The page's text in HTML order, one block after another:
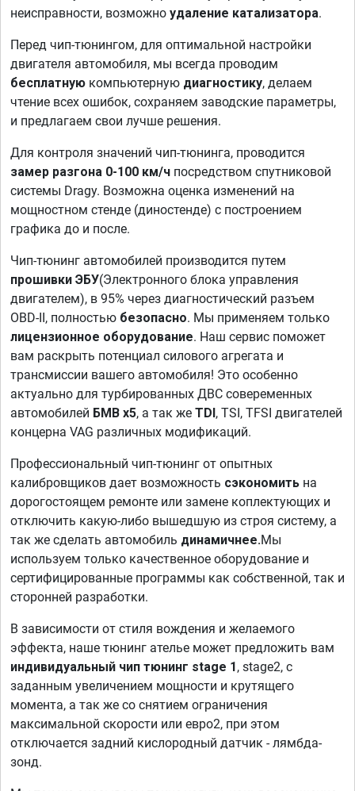
неисправности, возможно удаление катализатора.
Перед чип-тюнингом, для оптимальной настройки
двигателя автомобиля, мы всегда проводим
бесплатную компьютерную диагностику, делаем
чтение всех ошибок, сохраняем заводские параметры,
и предлагаем свои лучше решения.
Для контроля значений чип-тюнинга, проводится
замер разгона 0-100 км/ч посредством спутниковой
системы Dragy. Возможна оценка изменений на
мощностном стенде (диностенде) с построением
графика до и после.
Чип-тюнинг автомобилей производится путем
прошивки ЭБУ(Электронного блока управления
двигателем), в 95% через диагностический разъем
OBD-II, полностью безопасно. Мы применяем только
лицензионное оборудование. Наш сервис поможет
вам раскрыть потенциал силового агрегата и
трансмиссии вашего автомобиля! Это особенно
актуально для турбированных ДВС совеременных
автомобилей БМВ x5, а так же TDI, TSI, TFSI двигателей
концерна VAG различных модификаций.
Профессиональный чип-тюнинг от опытных
калибровщиков дает возможность сэкономить на
дорогостоящем ремонте или замене коплектующих и
отключить какую-либо вышедшую из строя систему, а
так же сделать автомобиль динамичнее.Мы
используем только качественное оборудование и
сертифицированные программы как собственной, так и
сторонней разработки.
В зависимости от стиля вождения и желаемого
эффекта, наше тюнинг ателье может предложить вам
индивидуальный чип тюнинг stage 1, stage2, с
заданным увеличением мощности и крутящего
момента, а так же со снятием ограничения
максимальной скорости или евро2, при этом
отключается задний кислородный датчик - лямбда-
зонд.